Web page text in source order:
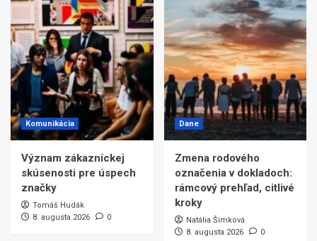
Komunikácia
Význam zákazníckej
skúsenosti pre úspech
značky
Tomáš Hudák
8. augusta 2026
0
Dane
Zmena rodového
označenia v dokladoch:
rámcový prehľad, citlivé
kroky
Natália Šimková
8. augusta 2026
0